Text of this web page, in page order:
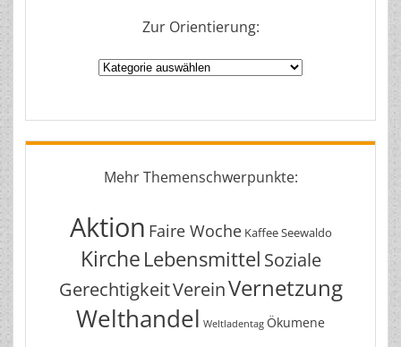
Zur Orientierung:
Zur
Mehr Themenschwerpunkte:
Aktion Faire Woche Kaffee Seewaldo
Kirche Lebensmittel Soziale
GerechtigkeitVereinVernetzung
Welthandel Weltladentag Ökumene